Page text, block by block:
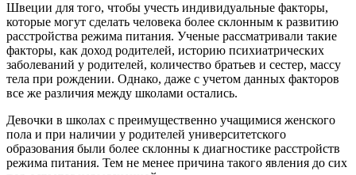
Швеции для того, чтобы учесть индивидуальные факторы,
которые могут сделать человека более склонным к развитию
расстройства режима питания. Ученые рассматривали такие
факторы, как доход родителей, историю психиатрических
заболеваний у родителей, количество братьев и сестер, массу
тела при рождении. Однако, даже с учетом данных факторов
все же различия между школами остались.
Девочки в школах с преимущественно учащимися женского
пола и при наличии у родителей университетского
образования были более склонны к диагностике расстройств
режима питания. Тем не менее причина такого явления до сих